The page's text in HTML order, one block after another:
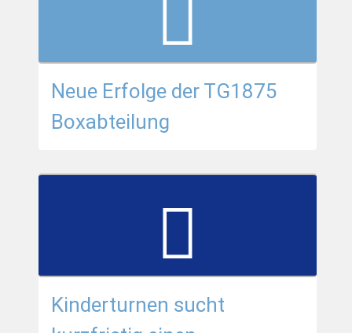
Neue Erfolge der TG1875
Boxabteilung
Kinderturnen sucht